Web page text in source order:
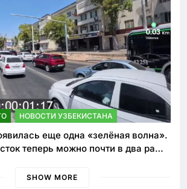
НОВОСТИ УЗБЕКИСТАНА
еще одна «зелёная волна».
теперь можно почти в два раза
SHOW MORE